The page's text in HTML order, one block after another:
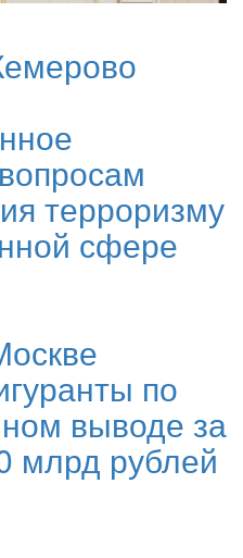
терроризму
сфере
по
выводе за
млрд рублей